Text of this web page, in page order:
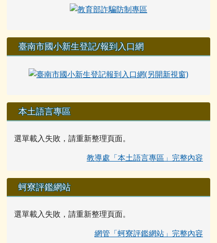
臺南市國小新生登記/報到入口網
本土語言專區
選單載入失敗，請重新整理頁面。
教導處「本土語言專區」完整內容
蚵寮評鑑網站
選單載入失敗，請重新整理頁面。
網管「蚵寮評鑑網站」完整內容